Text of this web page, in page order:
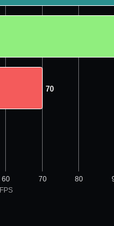
FPS
70
70
60 70 80